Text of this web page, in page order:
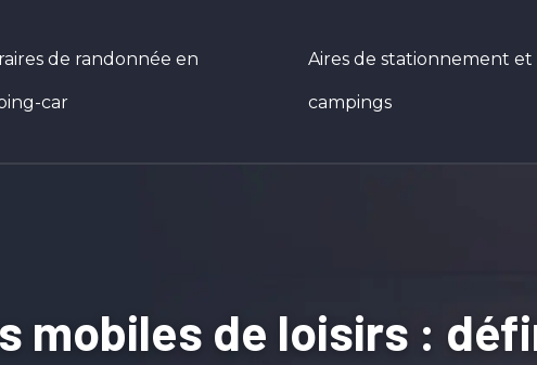
de randonnée en
car
Aires de stationnement et
campings
mobiles de loisirs :